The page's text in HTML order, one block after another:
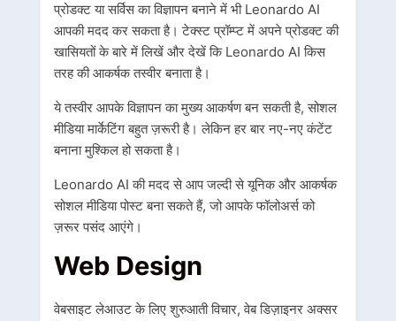
प्रोडक्ट या सर्विस का विज्ञापन बनाने में भी Leonardo AI
आपकी मदद कर सकता है। टेक्स्ट प्रॉम्प्ट में अपने प्रोडक्ट की
खासियतों के बारे में लिखें और देखें कि Leonardo AI किस
तरह की आकर्षक तस्वीर बनाता है।
ये तस्वीर आपके विज्ञापन का मुख्य आकर्षण बन सकती है, सोशल
मीडिया मार्केटिंग बहुत ज़रूरी है। लेकिन हर बार नए-नए कंटेंट
बनाना मुश्किल हो सकता है।
Leonardo AI की मदद से आप जल्दी से यूनिक और आकर्षक
सोशल मीडिया पोस्ट बना सकते हैं, जो आपके फॉलोअर्स को
ज़रूर पसंद आएंगे।
Web Design
वेबसाइट लेआउट के लिए शुरुआती विचार, वेब डिज़ाइनर अक्सर